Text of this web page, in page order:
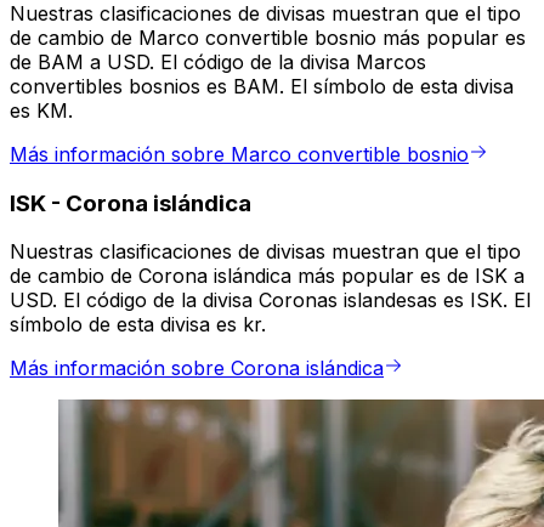
Nuestras clasificaciones de divisas muestran que el tipo
de cambio de Marco convertible bosnio más popular es
de BAM a USD. El código de la divisa Marcos
convertibles bosnios es BAM. El símbolo de esta divisa
es KM.
Más información sobre Marco convertible bosnio
ISK - Corona islándica
Nuestras clasificaciones de divisas muestran que el tipo
de cambio de Corona islándica más popular es de ISK a
USD. El código de la divisa Coronas islandesas es ISK. El
símbolo de esta divisa es kr.
Más información sobre Corona islándica